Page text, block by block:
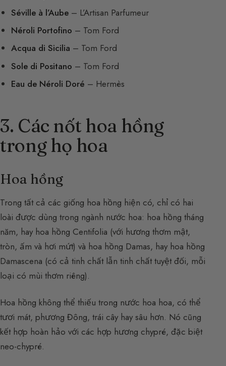
Séville à l’Aube – L’Artisan Parfumeur
Néroli Portofino – Tom Ford
Acqua di Sicilia – Tom Ford
Sole di Positano – Tom Ford
Eau de Néroli Doré – Hermès
3. Các nốt hoa hồng
trong họ hoa
Hoa hồng
Trong tất cả các giống hoa hồng hiện có, chỉ có hai
loài được dùng trong ngành nước hoa: hoa hồng tháng
năm, hay hoa hồng Centifolia (với hương thơm mật,
tròn, ấm và hơi mứt) và hoa hồng Damas, hay hoa hồng
Damascena (có cả tinh chất lẫn tinh chất tuyệt đối, mỗi
loại có mùi thơm riêng).
Hoa hồng không thể thiếu trong nước hoa hoa, có thể
tươi mát, phương Đông, trái cây hay sâu hơn. Nó cũng
kết hợp hoàn hảo với các hợp hương chypré, đặc biệt
neo-chypré.